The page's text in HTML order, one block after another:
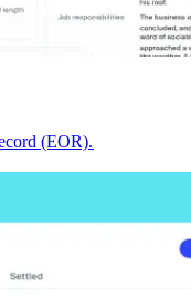
(EOR).​​